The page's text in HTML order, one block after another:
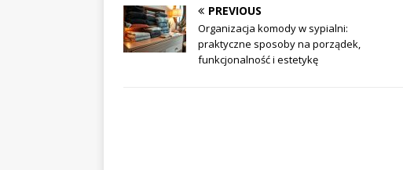
PREVIOUS
Organizacja komody w sypialni:
praktyczne sposoby na porządek,
funkcjonalność i estetykę